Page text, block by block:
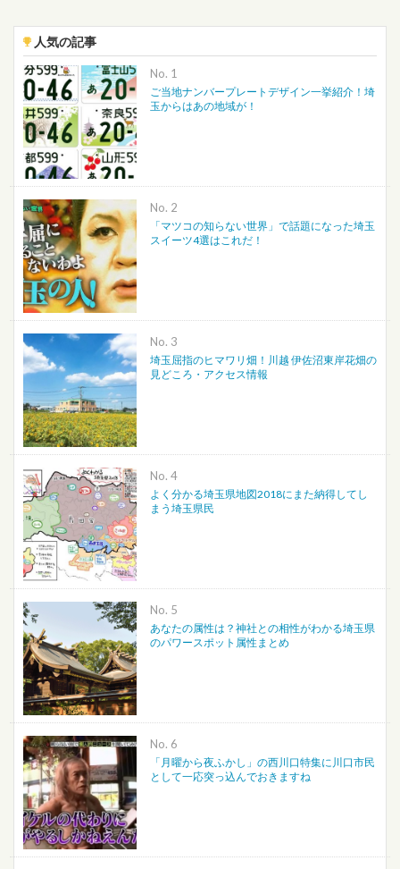
人気の記事
No.
ご当地ナンバープレートデザイン一挙紹介！埼
玉からはあの地域が！
No.
「マツコの知らない世界」で話題になった埼玉
スイーツ4選はこれだ！
No.
埼玉屈指のヒマワリ畑！川越 伊佐沼東岸花畑の
見どころ・アクセス情報
No.
よく分かる埼玉県地図2018にまた納得してし
まう埼玉県民
No.
あなたの属性は？神社との相性がわかる埼玉県
のパワースポット属性まとめ
No.
「月曜から夜ふかし」の西川口特集に川口市民
として一応突っ込んでおきますね